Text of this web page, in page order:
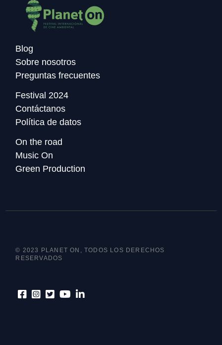
Blog
Sobre nosotros
Preguntas frecuentes
Festival 2024
Contáctanos
Política de datos
On the road
Music On
Green Production
© 2023 PLANET ON, TODOS LOS DERECHOS
RESERVADOS